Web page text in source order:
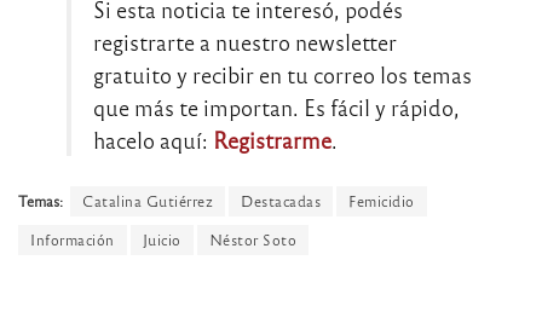
Si esta noticia te interesó, podés
registrarte a nuestro newsletter
gratuito y recibir en tu correo los temas
que más te importan. Es fácil y rápido,
hacelo aquí: Registrarme.
Temas: Catalina Gutiérrez Destacadas
Femicidio
Información
Juicio Néstor Soto